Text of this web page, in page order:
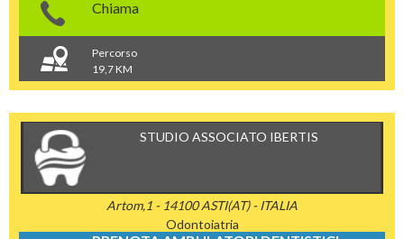
Chiama
Percorso
19,7 KM
STUDIO ASSOCIATO IBERTIS
Artom,1 - 14100 ASTI(AT) - ITALIA
Odontoiatria